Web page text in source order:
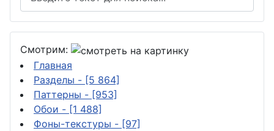
Смотрим:
Главная
Разделы - [5 864]
Паттерны - [953]
Обои - [1 488]
Фоны-текстуры - [97]